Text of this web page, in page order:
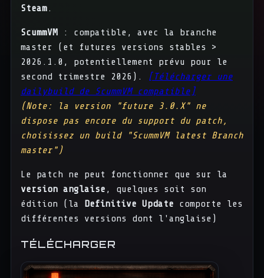
Steam.
ScummVM: compatible, avec la branche
master (et futures versions stables >
2026.1.0, potentiellement prévu pour le
second trimestre 2026).
[Télécharger une
dailybuild de ScummVM compatible]
(Note: la version "future 3.0.X" ne
dispose pas encore du support du patch,
choisissez un build "ScummVM latest Branch
master")
Le patch ne peut fonctionner que sur la
version anglaise , quelques soit son
édition (la
Definitive Update comporte les
différentes versions dont l'anglaise)
TÉLÉCHARGER